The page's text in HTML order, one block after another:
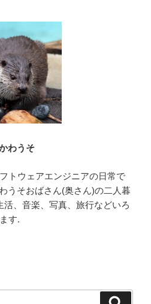
わうそ
トウェアエンジニアの日常で
そおばさん(奥さん)の二人暮
活、音楽、写真、旅行などいろ
す.